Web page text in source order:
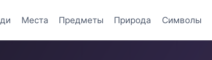
Места Предметы Природа Символы